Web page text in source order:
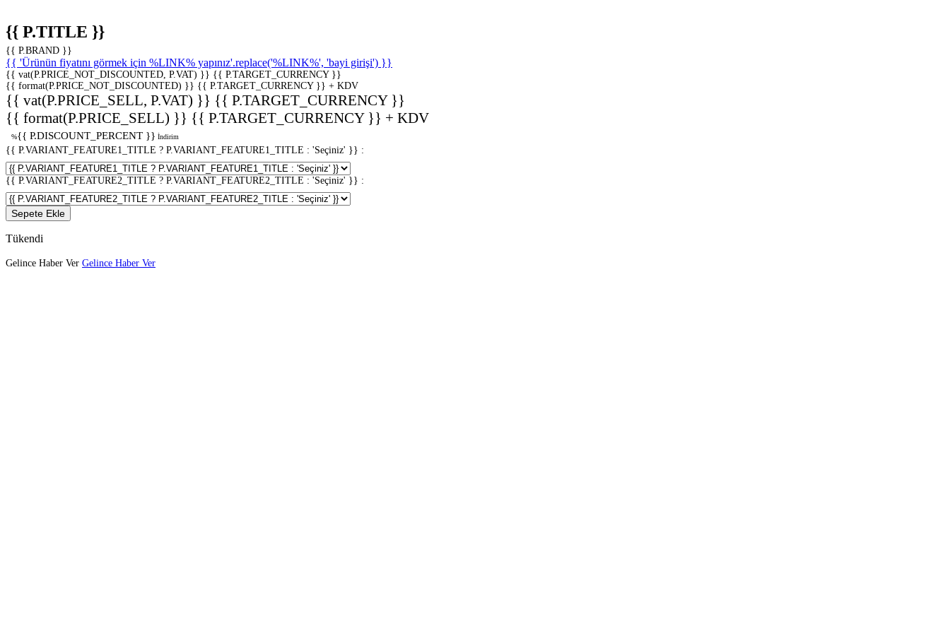
{{ P.TITLE }}
{{ P.BRAND }}
{{ 'Ürünün fiyatını görmek için %LINK% yapınız'.replace('%LINK%', 'bayi girişi') }}
{{ vat(P.PRICE_NOT_DISCOUNTED, P.VAT) }} {{ P.TARGET_CURRENCY }}
{{ format(P.PRICE_NOT_DISCOUNTED) }} {{ P.TARGET_CURRENCY }} + KDV
{{ vat(P.PRICE_SELL, P.VAT) }} {{ P.TARGET_CURRENCY }}
{{ format(P.PRICE_SELL) }} {{ P.TARGET_CURRENCY }} + KDV
%{{ P.DISCOUNT_PERCENT }} İndirim
{{ P.VARIANT_FEATURE1_TITLE ? P.VARIANT_FEATURE1_TITLE : 'Seçiniz' }} :
{{ P.VARIANT_FEATURE2_TITLE ? P.VARIANT_FEATURE2_TITLE : 'Seçiniz' }} :
Sepete Ekle
Tükendi
Gelince Haber Ver Gelince Haber Ver